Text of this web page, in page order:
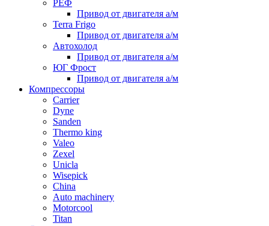
РЕФ
Привод от двигателя а/м
Terra Frigo
Привод от двигателя а/м
Автохолод
Привод от двигателя а/м
ЮГ Фрост
Привод от двигателя а/м
Компрессоры
Carrier
Dyne
Sanden
Thermo king
Valeo
Zexel
Unicla
Wisepick
China
Auto machinery
Motorcool
Titan